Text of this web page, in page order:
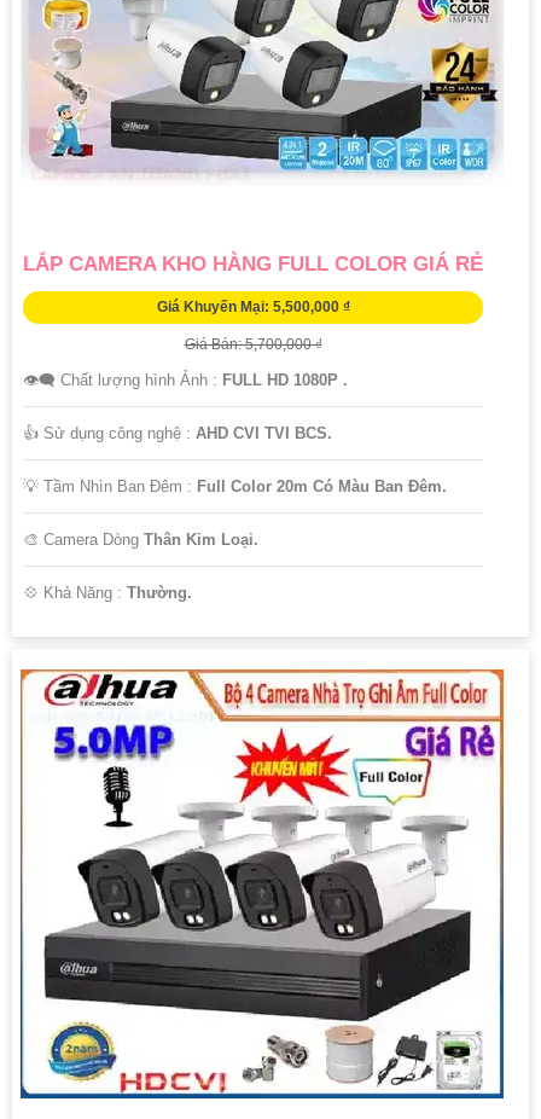
LẮP CAMERA KHO HÀNG FULL COLOR GIÁ RẺ
Giá Khuyến Mại: 5,500,000 ₫
Giá Bán: 5,700,000 ₫
👁️‍🗨 Chất lượng hình Ảnh : FULL HD 1080P .
👍 Sử dụng công nghệ : AHD CVI TVI BCS.
💡 Tầm Nhìn Ban Đêm : Full Color 20m Có Màu Ban Đêm.
🎨 Camera Dòng Thân Kim Loại.
️💠 Khả Năng : Thường.